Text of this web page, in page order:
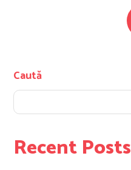
Caută
Recent Posts